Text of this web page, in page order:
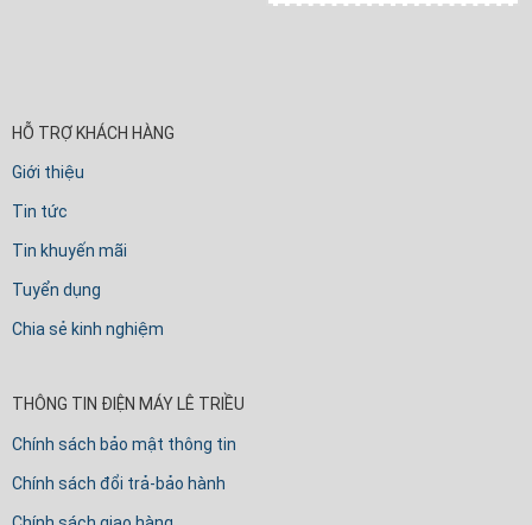
HỖ TRỢ KHÁCH HÀNG
Giới thiệu
Tin tức
Tin khuyến mãi
Tuyển dụng
Chia sẻ kinh nghiệm
THÔNG TIN ĐIỆN MÁY LÊ TRIỀU
Chính sách bảo mật thông tin
Chính sách đổi trả-bảo hành